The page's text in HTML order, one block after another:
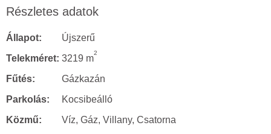
Részletes adatok
Állapot:
Újszerű
Telekméret: 3219 m
2
Fűtés:
Gázkazán
Parkolás:
Kocsibeálló
Közmű:
Víz, Gáz, Villany, Csatorna